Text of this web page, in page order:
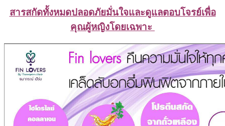
สารสกัดทั้งหมดปลอดภัยมั่นใจและดูแลตอบโจรย์เพื่อ
คุณผู้หญิงโดยเฉพาะ